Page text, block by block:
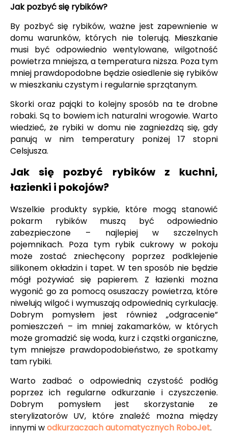
Jak pozbyć się rybików?
By pozbyć się rybików, ważne jest zapewnienie w
domu warunków, których nie tolerują. Mieszkanie
musi być odpowiednio wentylowane, wilgotność
powietrza mniejsza, a temperatura niższa. Poza tym
mniej prawdopodobne będzie osiedlenie się rybików
w mieszkaniu czystym i regularnie sprzątanym.
Skorki oraz pająki to kolejny sposób na te drobne
robaki. Są to bowiem ich naturalni wrogowie. Warto
wiedzieć, że rybiki w domu nie zagnieżdżą się, gdy
panują w nim temperatury poniżej 17 stopni
Celsjusza.
Jak się pozbyć rybików z kuchni,
łazienki i pokojów?
Wszelkie produkty sypkie, które mogą stanowić
pokarm rybików muszą być odpowiednio
zabezpieczone – najlepiej w szczelnych
pojemnikach. Poza tym rybik cukrowy w pokoju
może zostać zniechęcony poprzez podklejenie
silikonem okładzin i tapet. W ten sposób nie będzie
mógł pożywiać się papierem. Z łazienki można
wygonić go za pomocą osuszaczy powietrza, które
niwelują wilgoć i wymuszają odpowiednią cyrkulację.
Dobrym pomysłem jest również „odgracenie”
pomieszczeń – im mniej zakamarków, w których
może gromadzić się woda, kurz i cząstki organiczne,
tym mniejsze prawdopodobieństwo, że spotkamy
tam rybiki.
Warto zadbać o odpowiednią czystość podłóg
poprzez ich regularne odkurzanie i czyszczenie.
Dobrym pomysłem jest skorzystanie ze
sterylizatorów UV, które znaleźć można między
innymi wodkurzaczach automatycznych RoboJet.